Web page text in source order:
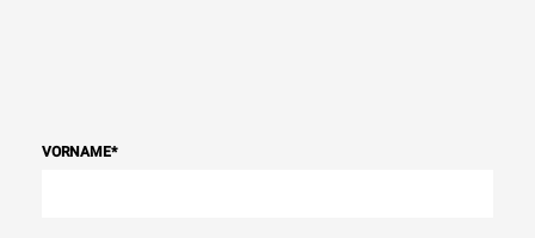
VORNAME*